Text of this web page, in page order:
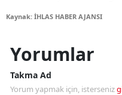
Kaynak: İHLAS HABER AJANSI
Yorumlar
Takma Ad
Yorum yapmak için, isterseniz